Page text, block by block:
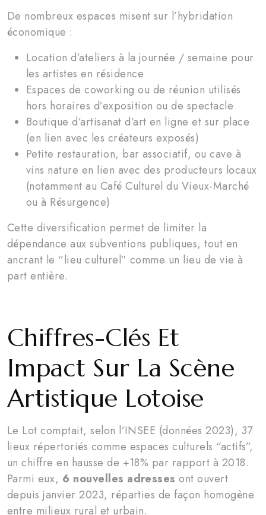
De nombreux espaces misent sur l’hybridation
économique :
Location d’ateliers à la journée / semaine pour
les artistes en résidence
Espaces de coworking ou de réunion utilisés
hors horaires d’exposition ou de spectacle
Boutique d’artisanat d’art en ligne et sur place
(en lien avec les créateurs exposés)
Petite restauration, bar associatif, ou cave à
vins nature en lien avec des producteurs locaux
(notamment au Café Culturel du Vieux-Marché
ou à Résurgence)
Cette diversification permet de limiter la
dépendance aux subventions publiques, tout en
ancrant le “lieu culturel” comme un lieu de vie à
part entière.
Chiffres-Clés Et
Impact Sur La Scène
Artistique Lotoise
Le Lot comptait, selon l’INSEE (données 2023), 37
lieux répertoriés comme espaces culturels “actifs”,
un chiffre en hausse de +18% par rapport à 2018.
Parmi eux, 6 nouvelles adresses ont ouvert
depuis janvier 2023, réparties de façon homogène
entre milieux rural et urbain.